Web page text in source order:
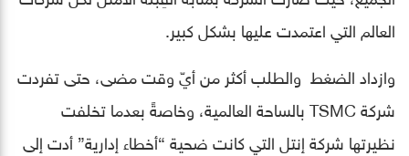
العالم التي اعتمدت عليها بشكل كبير.
وازداد الضغط والطلب أكثر من أيّ وقت مضى، حتى تفردت
شركة TSMC بالساحة العالمية، وخاصةً بعدما تخلفت
نظيرتها شركة إنتل التي كانت ضحية “أخطاء إدارية” أدت إلى